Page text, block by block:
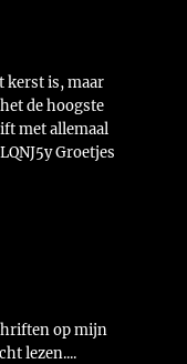
kerst is, maar
de hoogste
met allemaal
Groetjes
op mijn
lezen....